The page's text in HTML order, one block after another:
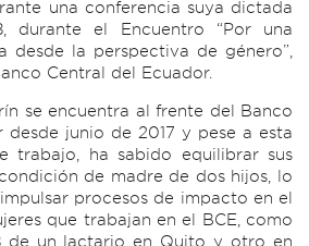
una conferencia suya dictada
durante el Encuentro “Por una
desde la perspectiva de género”,
Central del Ecuador.
se encuentra al frente del Banco
desde junio de 2017 y pese a esta
trabajo, ha sabido equilibrar sus
de madre de dos hijos, lo
procesos de impacto en el
que trabajan en el BCE, como
de un lactario en Quito y otro en